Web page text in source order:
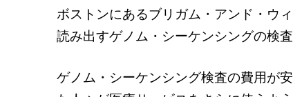
ボストンにあるブリガム・アンド・ウ
読み出すゲノム・シーケンシングの検
ゲノム・シーケンシング検査の費用が